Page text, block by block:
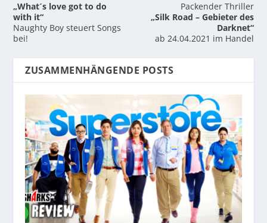
„What´s love got to do
with it“
Naughty Boy steuert Songs
bei!
Packender Thriller
„Silk Road – Gebieter des
Darknet“
ab 24.04.2021 im Handel
ZUSAMMENHÄNGENDE POSTS